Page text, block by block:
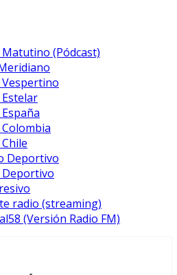
(Pódcast)
Deportivo
radio (streaming)
(Versión Radio FM)